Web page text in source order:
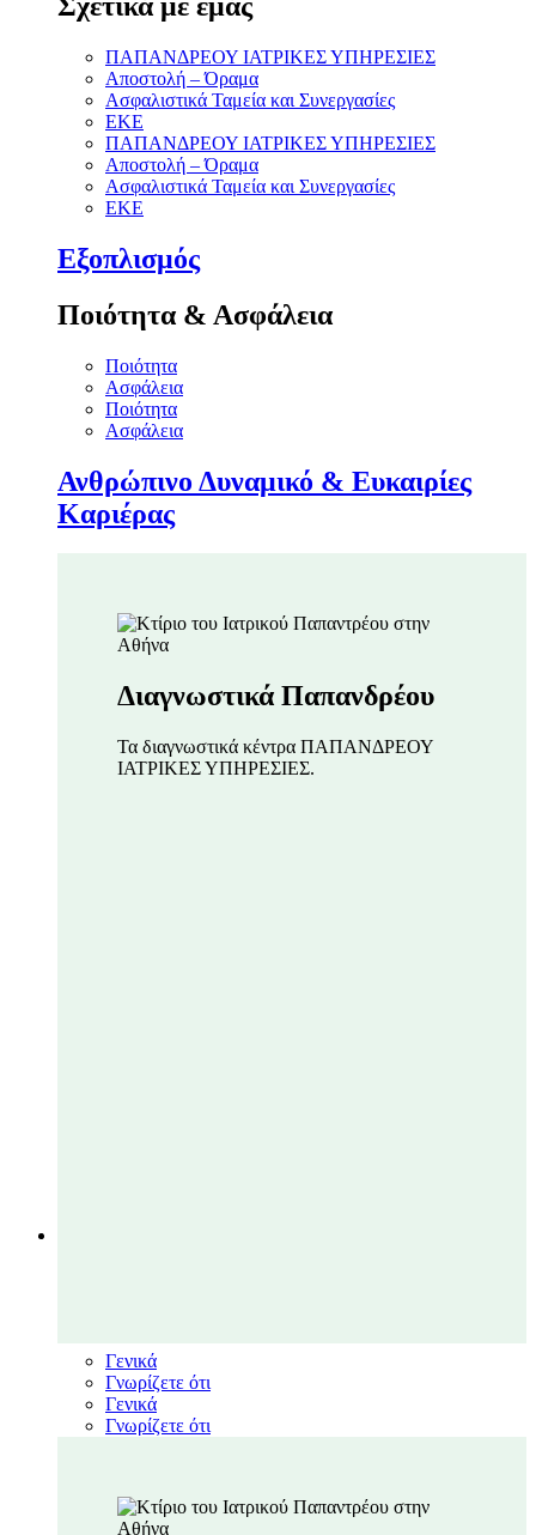
ΠΑΠΑΝΔΡΕΟΥ ΙΑΤΡΙΚΕΣ ΥΠΗΡΕΣΙΕΣ
Αποστολή – Όραμα
Ασφαλιστικά Ταμεία και Συνεργασίες
ΕΚΕ
ΠΑΠΑΝΔΡΕΟΥ ΙΑΤΡΙΚΕΣ ΥΠΗΡΕΣΙΕΣ
Αποστολή – Όραμα
Ασφαλιστικά Ταμεία και Συνεργασίες
ΕΚΕ
Εξοπλισμός
Ποιότητα & Ασφάλεια
Ποιότητα
Ασφάλεια
Ποιότητα
Ασφάλεια
Ανθρώπινο Δυναμικό & Ευκαιρίες
Καριέρας
Διαγνωστικά Παπανδρέου
Τα διαγνωστικά κέντρα ΠΑΠΑΝΔΡΕΟΥ
ΙΑΤΡΙΚΕΣ ΥΠΗΡΕΣΙΕΣ.
Γενικά
Γνωρίζετε ότι
Γενικά
Γνωρίζετε ότι